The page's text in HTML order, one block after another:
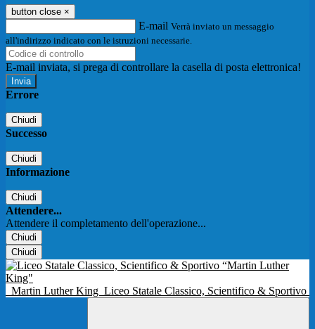
button close ×
E-mail Verrà inviato un messaggio
all'indirizzo indicato con le istruzioni necessarie.
E-mail inviata, si prega di controllare la casella di posta elettronica!
Errore
Chiudi
Successo
Chiudi
Informazione
Chiudi
Attendere...
Attendere il completamento dell'operazione...
Chiudi
Chiudi
Martin Luther King Liceo Statale Classico, Scientifico & Sportivo